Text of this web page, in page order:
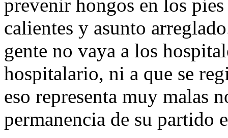
prevenir hongos en los
calientes y asunto
gente no vaya a los
hospitalario, ni a que se
eso representa muy malas
permanencia de su partido